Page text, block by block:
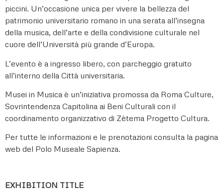
piccini. Un’occasione unica per vivere la bellezza del
patrimonio universitario romano in una serata all’insegna
della musica, dell’arte e della condivisione culturale nel
cuore dell’Università più grande d’Europa.
L’evento è a ingresso libero, con parcheggio gratuito
all’interno della Città universitaria.
Musei in Musica è un’iniziativa promossa da Roma Culture,
Sovrintendenza Capitolina ai Beni Culturali con il
coordinamento organizzativo di Zètema Progetto Cultura.
Per tutte le informazioni e le prenotazioni consulta la pagina
web del Polo Museale Sapienza.
EXHIBITION TITLE